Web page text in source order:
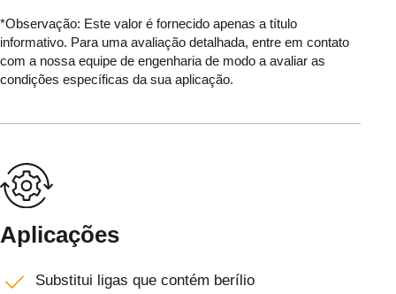
*Observação: Este valor é fornecido apenas a título
informativo. Para uma avaliação detalhada, entre em contato
com a nossa equipe de engenharia de modo a avaliar as
condições específicas da sua aplicação.
Aplicações
Substitui ligas que contém berílio